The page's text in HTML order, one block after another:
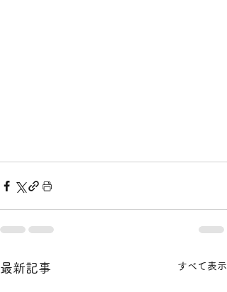
最新記事 すべて表示